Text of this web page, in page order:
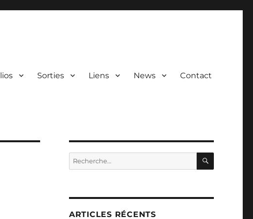
Sorties Liens News Contact
Recherche
pour :
ARTICLES RÉCENTS